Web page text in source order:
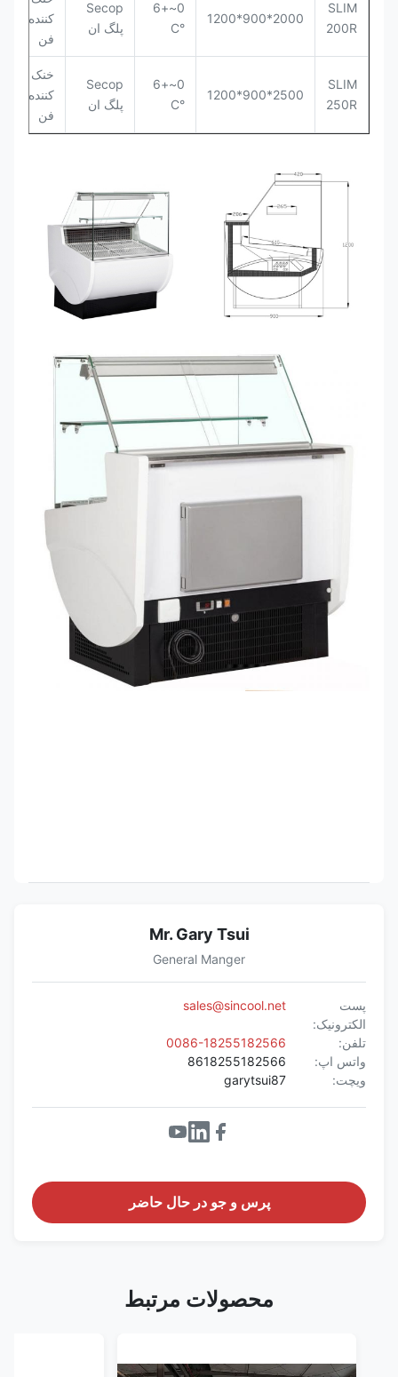
SLIM
200R
2000*900*1200
0~+6
°C
Secop
پلگ ان
کننده
فن
SLIM
250R
2500*900*1200
0~+6
°C
Secop
پلگ ان
خنک
کننده
فن
Mr. Gary Tsui
General Manger
پست
الکترونیک:
sales@sincool.net
تلفن:
0086-18255182566
واتس اپ:
8618255182566
ویچت:
garytsui87
پرس و جو در حال حاضر
محصولات مرتبط